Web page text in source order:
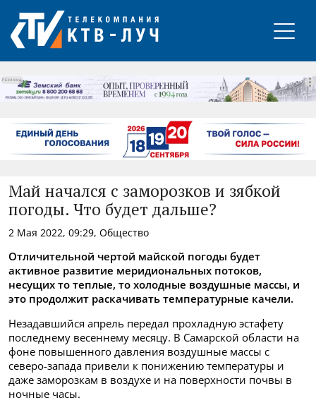
РЕКЛАМА
Май начался с заморозков и зябкой
погоды. Что будет дальше?
2 Мая 2022, 09:29, Общество
Отличительной чертой майской погоды будет
активное развитие меридиональных потоков,
несущих то теплые, то холодные воздушные массы, и
это продолжит раскачивать температурные качели.
Незадавшийся апрель передал прохладную эстафету
последнему весеннему месяцу. В Самарской области на
фоне повышенного давления воздушные массы с
северо-запада привели к понижению температуры и
даже заморозкам в воздухе и на поверхности почвы в
ночные часы.